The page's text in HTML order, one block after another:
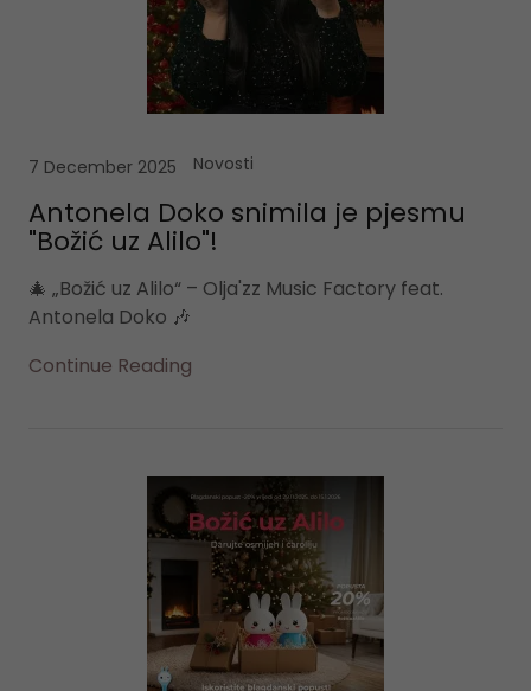
7 December 2025 Novosti
Antonela Doko snimila je pjesmu
"Božić uz Alilo"!
🎄 „Božić uz Alilo“ – Olja'zz Music Factory feat.
Antonela Doko 🎶
Continue Reading